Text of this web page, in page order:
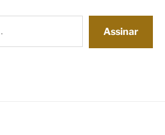
Assinar